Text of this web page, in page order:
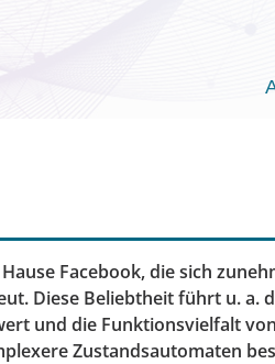
Facebook, die sich
Diese Beliebtheit führt u. a.
und die Funktionsvielfalt von
Zustandsautomaten